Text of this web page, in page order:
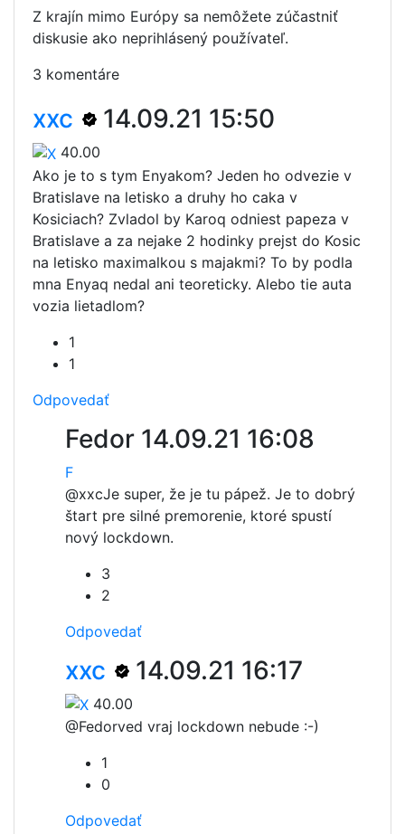
Z krajín mimo Európy sa nemôžete zúčastniť
diskusie ako neprihlásený používateľ.
3 komentáre
xxc 14.09.21 15:50
40.00
Ako je to s tym Enyakom? Jeden ho odvezie v
Bratislave na letisko a druhy ho caka v
Kosiciach? Zvladol by Karoq odniest papeza v
Bratislave a za nejake 2 hodinky prejst do Kosic
na letisko maximalkou s majakmi? To by podla
mna Enyaq nedal ani teoreticky. Alebo tie auta
vozia lietadlom?
1
1
Odpovedať
Fedor 14.09.21 16:08
F
@xxcJe super, že je tu pápež. Je to dobrý
štart pre silné premorenie, ktoré spustí
nový lockdown.
3
2
Odpovedať
xxc 14.09.21 16:17
40.00
@Fedorved vraj lockdown nebude :-)
1
0
Odpovedať